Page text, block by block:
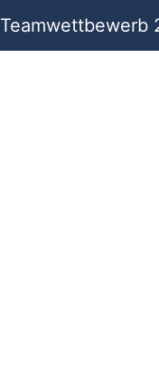
Teamwettbewerb